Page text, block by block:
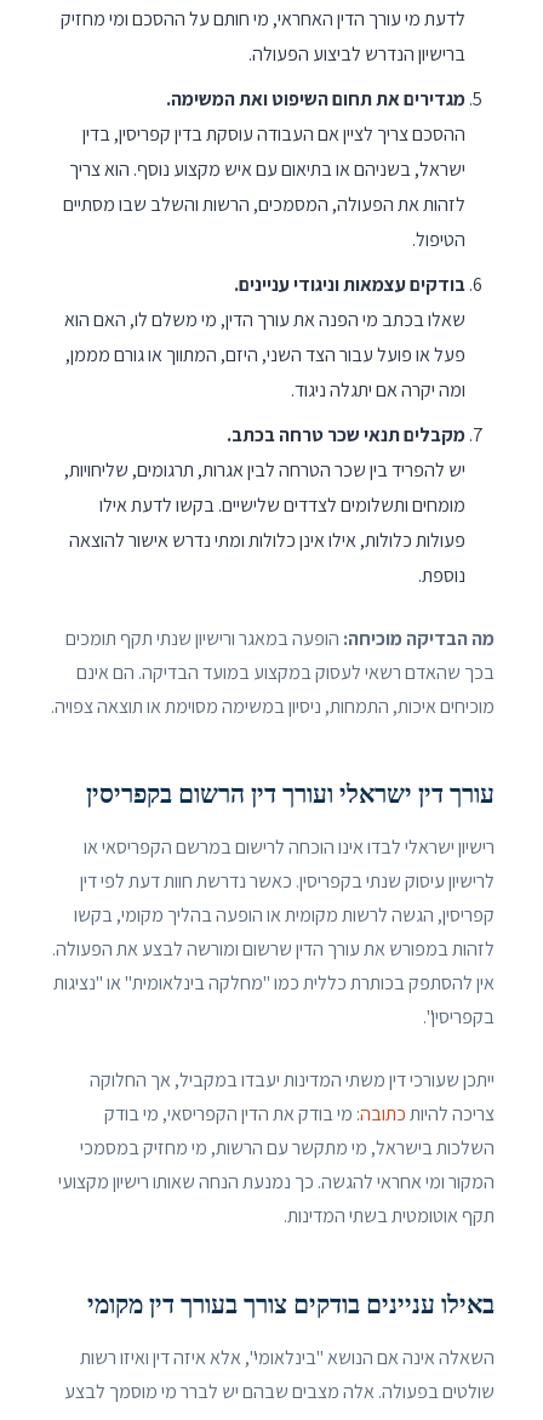
לדעת מי עורך הדין האחראי, מי חותם על ההסכם ומי מחזיק
ברישיון הנדרש לביצוע הפעולה.
מגדירים את תחום השיפוט ואת המשימה.
ההסכם צריך לציין אם העבודה עוסקת בדין קפריסין, בדין
ישראל, בשניהם או בתיאום עם איש מקצוע נוסף. הוא צריך
לזהות את הפעולה, המסמכים, הרשות והשלב שבו מסתיים
הטיפול.
בודקים עצמאות וניגודי עניינים.
שאלו בכתב מי הפנה את עורך הדין, מי משלם לו, האם הוא
פעל או פועל עבור הצד השני, היזם, המתווך או גורם מממן,
ומה יקרה אם יתגלה ניגוד.
מקבלים תנאי שכר טרחה בכתב.
יש להפריד בין שכר הטרחה לבין אגרות, תרגומים, שליחויות,
מומחים ותשלומים לצדדים שלישיים. בקשו לדעת אילו
פעולות כלולות, אילו אינן כלולות ומתי נדרש אישור להוצאה
נוספת.
מה הבדיקה מוכיחה: הופעה במאגר ורישיון שנתי תקף תומכים
בכך שהאדם רשאי לעסוק במקצוע במועד הבדיקה. הם אינם
מוכיחים איכות, התמחות, ניסיון במשימה מסוימת או תוצאה צפויה.
עורך דין ישראלי ועורך דין הרשום בקפריסין
רישיון ישראלי לבדו אינו הוכחה לרישום במרשם הקפריסאי או
לרישיון עיסוק שנתי בקפריסין. כאשר נדרשת חוות דעת לפי דין
קפריסין, הגשה לרשות מקומית או הופעה בהליך מקומי, בקשו
לזהות במפורש את עורך הדין שרשום ומורשה לבצע את הפעולה.
אין להסתפק בכותרת כללית כמו "מחלקה בינלאומית" או "נציגות
בקפריסין".
ייתכן שעורכי דין משתי המדינות יעבדו במקביל, אך החלוקה
צריכה להיותכתובה: מי בודק את הדין הקפריסאי, מי בודק
השלכות בישראל, מי מתקשר עם הרשות, מי מחזיק במסמכי
המקור ומי אחראי להגשה. כך נמנעת הנחה שאותו רישיון מקצועי
תקף אוטומטית בשתי המדינות.
באילו עניינים בודקים צורך בעורך דין מקומי
השאלה אינה אם הנושא "בינלאומי", אלא איזה דין ואיזו רשות
שולטים בפעולה. אלה מצבים שבהם יש לברר מי מוסמך לבצע